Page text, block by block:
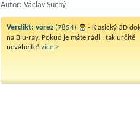
Autor: Václav Suchý
Verdikt: vorez (7854)
- Klasický 3D
na Blu-ray. Pokud je máte rádi , tak určitě
neváhejte! více >